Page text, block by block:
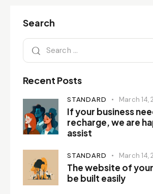
Search
Recent Posts
STANDARD March 14,
If your business
recharge, we are
assist
STANDARD March 14,
The website of
be built easily